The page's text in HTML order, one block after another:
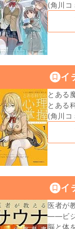
(角川コ
イ
とある
とある
(角川コ
イ
医者が
――ビジ
脳と体